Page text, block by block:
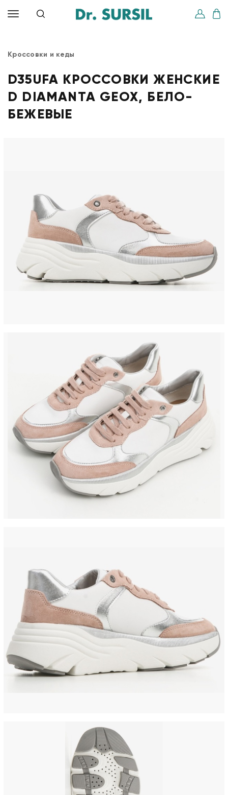
Кроссовки и кеды
D35UFA КРОССОВКИ ЖЕНСКИЕ
D DIAMANTA GEOX, БЕЛО-
БЕЖЕВЫЕ